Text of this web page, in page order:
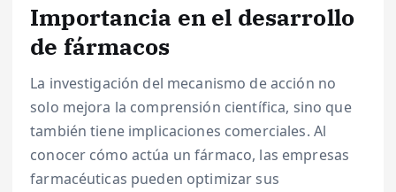
Importancia en el desarrollo
de fármacos
La investigación del mecanismo de acción no
solo mejora la comprensión científica, sino que
también tiene implicaciones comerciales. Al
conocer cómo actúa un fármaco, las empresas
farmacéuticas pueden optimizar sus